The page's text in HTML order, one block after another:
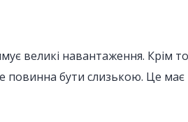
великі навантаження.
повинна бути слизькою. Це